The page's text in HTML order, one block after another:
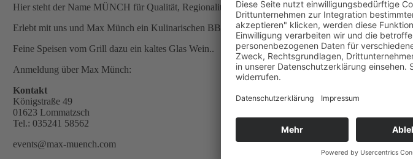
Hier steht der Name MÜNCH für Qualität, Regionalität, Handwerk und Genuss.
Erlebt mit uns und Max Münch ein Kulinarischen BBQ Abend in lockerer Atmosphäre.
Feine Speisen vom Grill dazu ein kaltes Glas Wein..
Anmeldung über Max Münch:
Kontakt
Königstraße 49
01623 Lommatzsch
Tel.: 035241 58562
events@max-muench.com